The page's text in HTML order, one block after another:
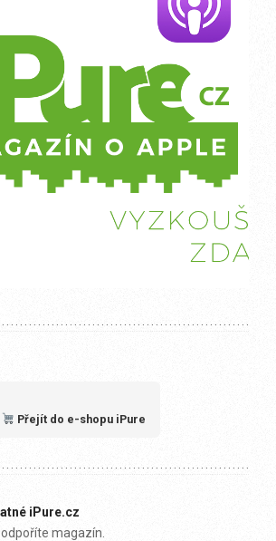
Přejít do e-shopu iPure
iPure.cz
magazín.